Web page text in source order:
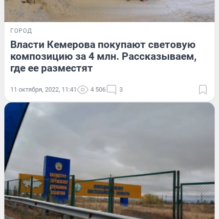
ГОРОД
Власти Кемерова покупают световую
композицию за 4 млн. Рассказываем,
где ее разместят
11 октября, 2022, 11:41 4 506 3